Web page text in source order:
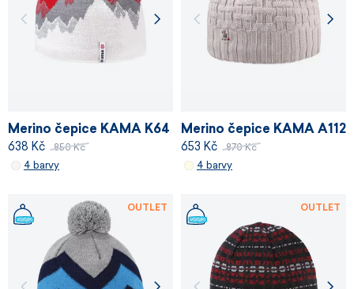
Merino čepice KAMA K64
638 Kč 850 Kč
4 barvy
Merino čepice KAMA A112
653 Kč 870 Kč
4 barvy
OUTLET OUTLET